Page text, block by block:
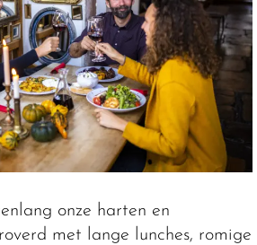
onze harten en
met lange lunches, romige